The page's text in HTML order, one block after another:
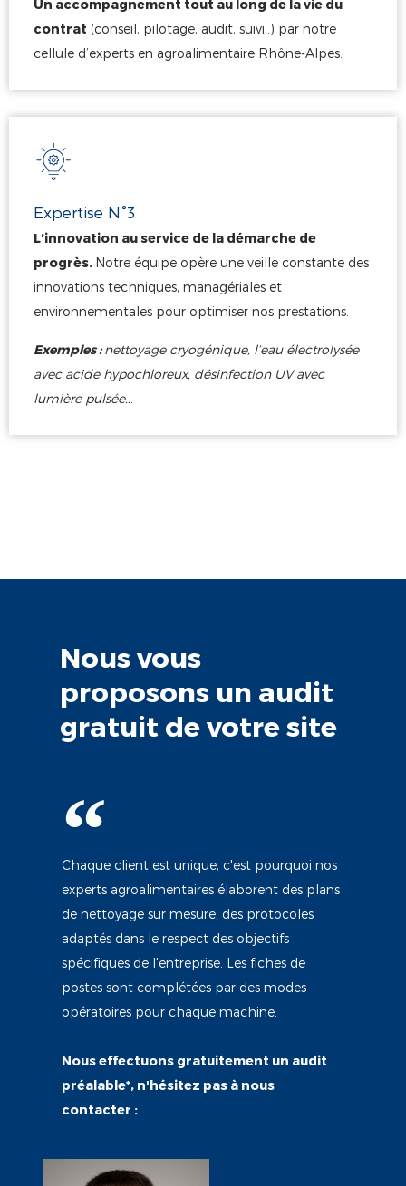
Un accompagnement tout au long de la vie du
contrat (conseil, pilotage, audit, suivi..) par notre
cellule d’experts en agroalimentaire Rhône-Alpes.
Expertise N°3
L’innovation au service de la démarche de
progrès. Notre équipe opère une veille constante des
innovations techniques, managériales et
environnementales pour optimiser nos prestations.
Exemples :nettoyage cryogénique, l’eau électrolysée
avec acide hypochloreux, désinfection UV avec
lumière pulsée..
Nous vous
proposons un audit
gratuit de votre site
Chaque client est unique, c'est pourquoi nos
experts agroalimentaires élaborent des plans
de nettoyage sur mesure, des protocoles
adaptés dans le respect des objectifs
spécifiques de l'entreprise. Les fiches de
postes sont complétées par des modes
opératoires pour chaque machine.
Nous effectuons gratuitement un audit
préalable*, n'hésitez pas à nous
contacter :